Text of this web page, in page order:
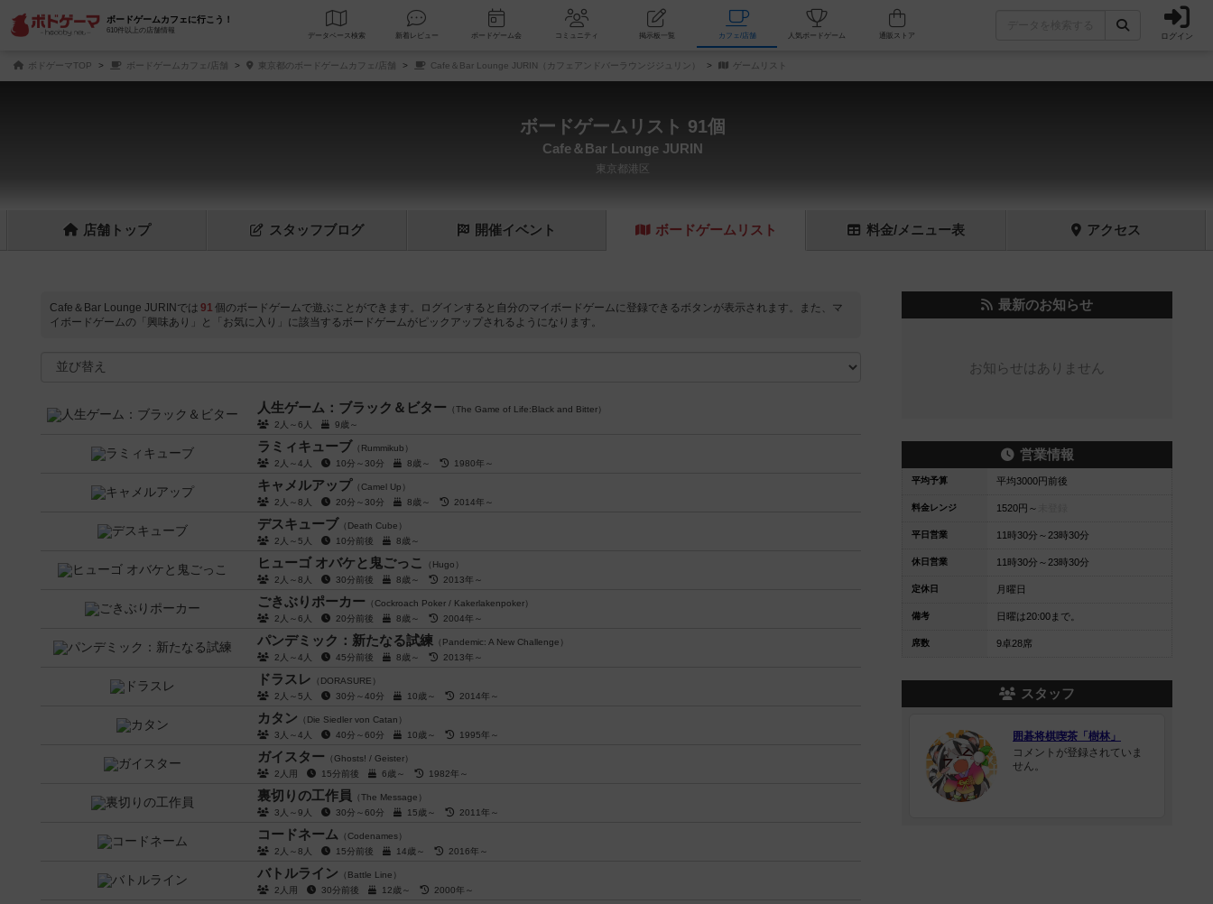
ボードゲームカフェに行こう！
610件以上の店舗情報
データベース 検索 新着レビュー ボードゲーム会 コミュニティ 掲示板一覧 カフェ/店舗 人気ボードゲーム ログイン
ボドゲーマTOP ボードゲームカフェ/店舗 東京都のボードゲームカフェ/店舗 Cafe＆Bar Lounge JURIN（カフェアンドバーラウンジジュリン） ゲームリスト
ボードゲームリスト 91個
Cafe＆Bar Lounge JURIN
東京都港区
店舗 トップ スタッフブログ 開催イベント ボードゲーム リスト 料金/メニュー表 アクセス
Cafe＆Bar Lounge JURINでは 91 個のボードゲームで遊ぶことができます。ログインすると自分のマイボードゲームに登録できるボタンが表示されます。また、マ
イボードゲームの「興味あり」と「お気に入り」に該当するボードゲームがピックアップされるようになります。
人生ゲーム：ブラック＆ビター （The Game of Life:Black and Bitter）
2人～6人
9歳～
ラミィキューブ （Rummikub）
2人～4人
10分～30分 8歳～ 1980年～
キャメルアップ （Camel Up）
2人～8人
20分～30分 8歳～ 2014年～
デスキューブ （Death Cube）
2人～5人
10分前後 8歳～
ヒューゴ オバケと鬼ごっこ
（Hugo）
2人～8人
30分前後 8歳～ 2013年～
ごきぶりポーカー （Cockroach Poker / Kakerlakenpoker）
2人～6人
20分前後 8歳～ 2004年～
パンデミック：新たなる試練 （Pandemic: A New Challenge）
2人～4人
45分前後 8歳～ 2013年～
ドラスレ （DORASURE）
2人～5人
30分～40分 10歳～ 2014年～
カタン （Die Siedler von Catan）
3人～4人
40分～60分 10歳～ 1995年～
ガイスター （Ghosts! / Geister）
2人用
15分前後 6歳～ 1982年～
裏切りの工作員
（The Message）
3人～9人
30分～60分 15歳～ 2011年～
コードネーム （Codenames）
2人～8人
15分前後 14歳～ 2016年～
バトルライン （Battle Line）
2人用
30分前後 12歳～ 2000年～
最新のお知らせ
お知らせはありません
営業情報
平均予算 平均3000円前後
料金レンジ 1520円～
平日営業 11時30分～23時30分
休日営業 11時30分～23時30分
定休日 月曜日
備考 日曜は20:00まで。
席数 9卓28席
スタッフ
囲碁将棋喫茶「樹林」
コメントが登録されていま
せん。